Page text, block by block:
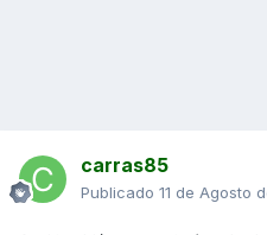
carras85
Publicado 11 de Agosto